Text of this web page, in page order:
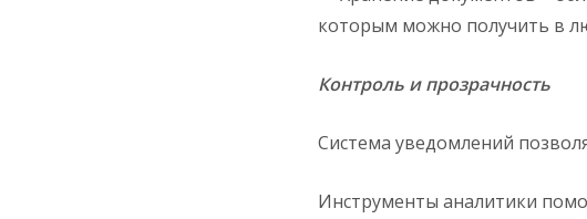
которым можно получить в
Контроль и прозрачность
Система уведомлений
Инструменты аналитики